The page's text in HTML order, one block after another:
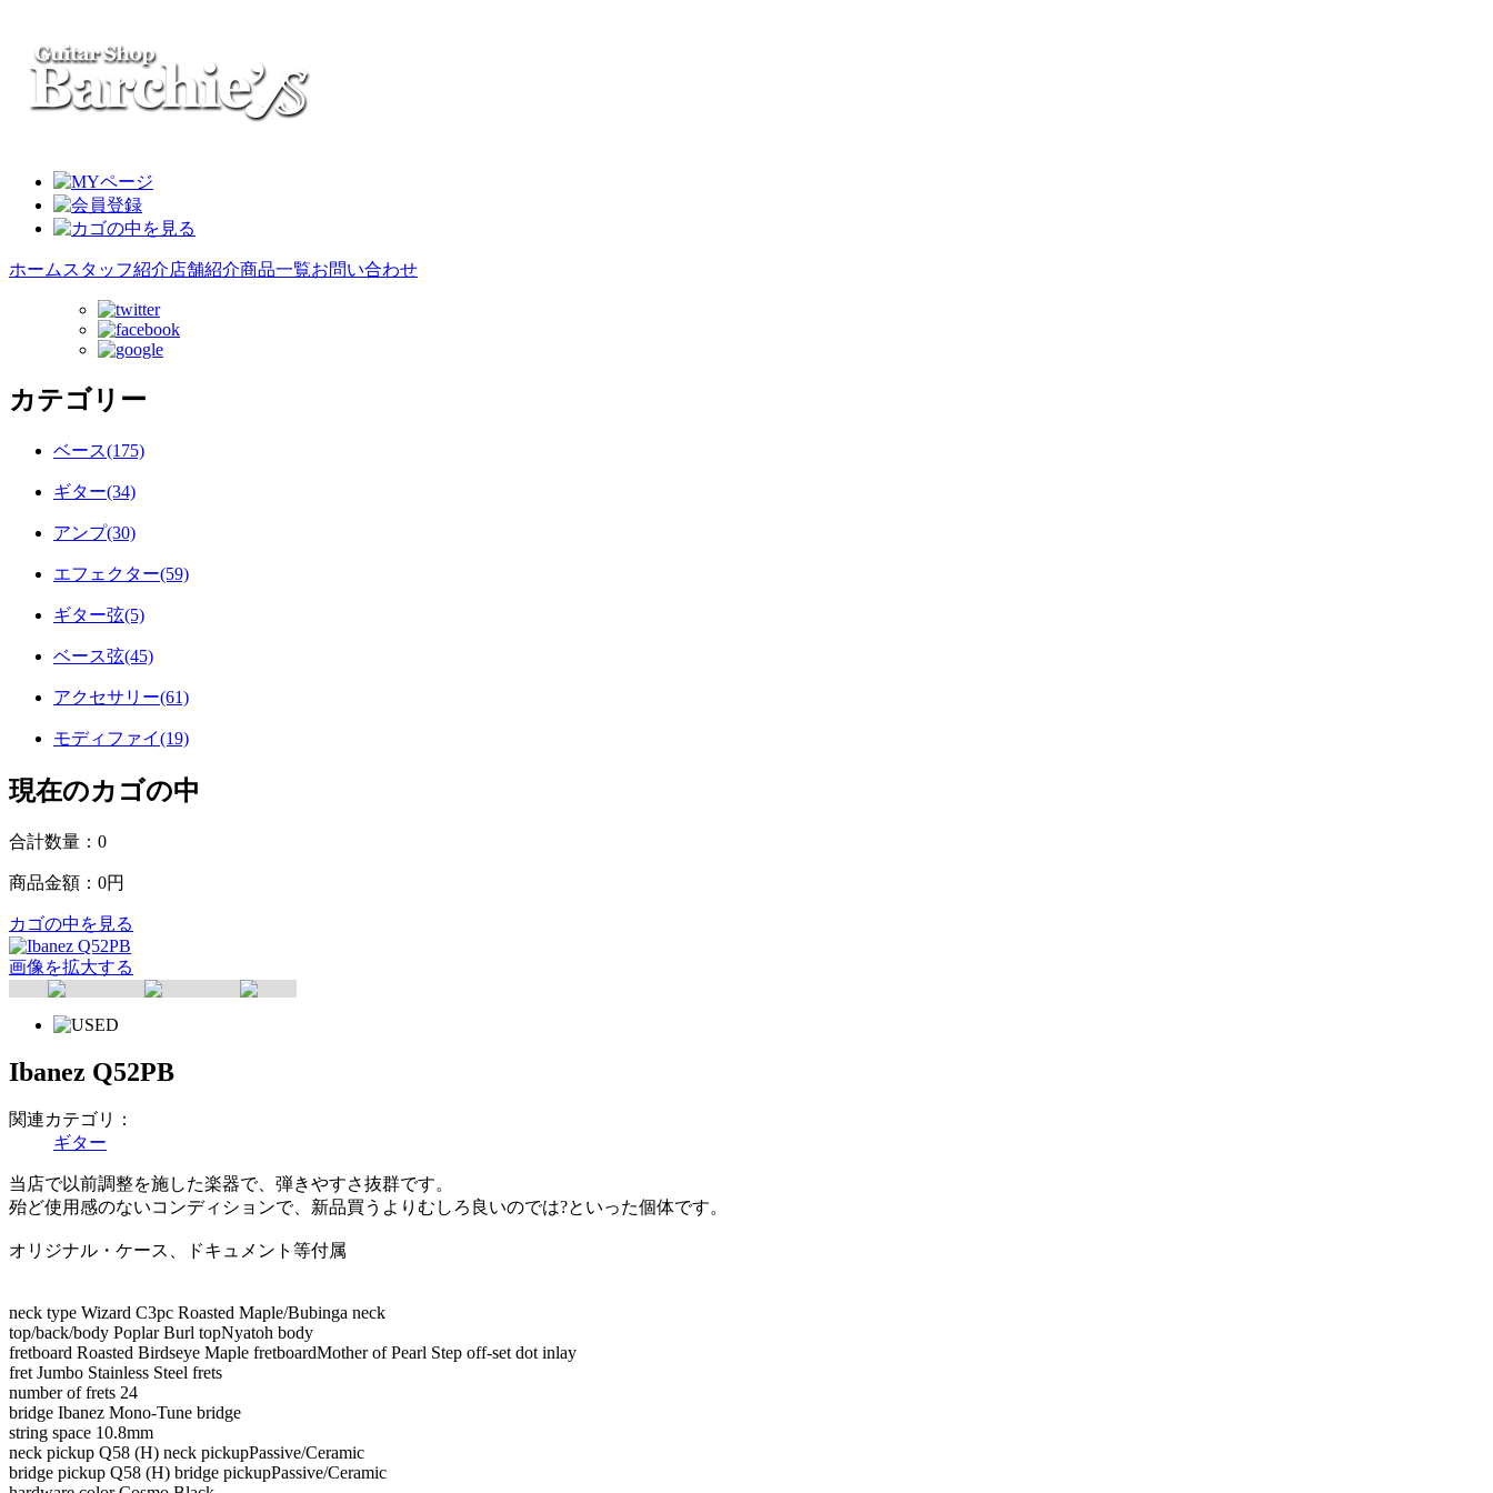
ホーム スタッフ紹介店舗紹介商品一覧お問い合わせ
カテゴリー
ベース(175)
ギター(34)
アンプ(30)
エフェクター(59)
ギター弦(5)
ベース弦(45)
アクセサリー(61)
モディファイ(19)
現在のカゴの中
合計数量： 0
商品金額： 0円
カゴの中を見る
画像を拡大する
Ibanez Q52PB
関連カテゴリ：
ギター
当店で以前調整を施した楽器で、弾きやすさ抜群です。
殆ど使用感のないコンディションで、新品買うよりむしろ良いのでは?といった個体です。
オリジナル・ケース、ドキュメント等付属
neck type Wizard C3pc Roasted Maple/Bubinga neck
top/back/body Poplar Burl topNyatoh body
fretboard Roasted Birdseye Maple fretboardMother of Pearl Step off-set dot inlay
fret Jumbo Stainless Steel frets
number of frets 24
bridge Ibanez Mono-Tune bridge
string space 10.8mm
neck pickup Q58 (H) neck pickupPassive/Ceramic
bridge pickup Q58 (H) bridge pickupPassive/Ceramic